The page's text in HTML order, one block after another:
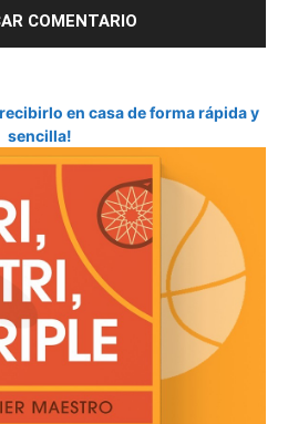
en casa de forma rápida y
sencilla!